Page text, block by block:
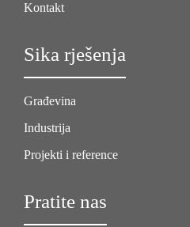
Kontakt
Sika rješenja
Građevina
Industrija
Projekti i reference
Pratite nas